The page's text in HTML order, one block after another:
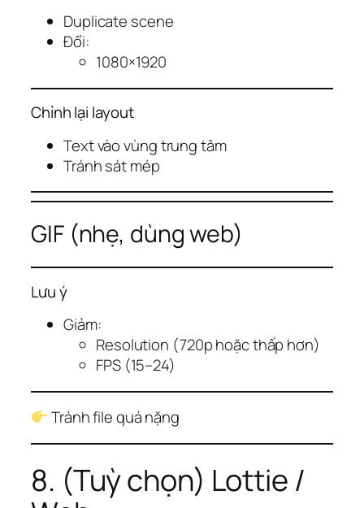
Duplicate scene
Đổi:
1080×1920
Chỉnh lại layout
Text vào vùng trung tâm
Tránh sát mép
GIF (nhẹ, dùng web)
Lưu ý
Giảm:
Resolution (720p hoặc thấp hơn)
FPS (15–24)
Tránh file quá nặng
8. (Tuỳ chọn) Lottie /